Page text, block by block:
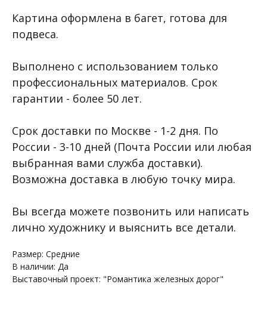
Картина оформлена в багет, готова для
подвеса.
Выполнено с использованием только
профессиональных материалов. Срок
гарантии - более 50 лет.
Срок доставки по Москве - 1-2 дня. По
России - 3-10 дней (Почта России или любая
выбранная вами служба доставки).
Возможна доставка в любую точку мира.
Вы всегда можете позвонить или написать
лично художнику и выяснить все детали.
Размер: Средние
В наличии: Да
Выставочный проект: "Романтика железных дорог"